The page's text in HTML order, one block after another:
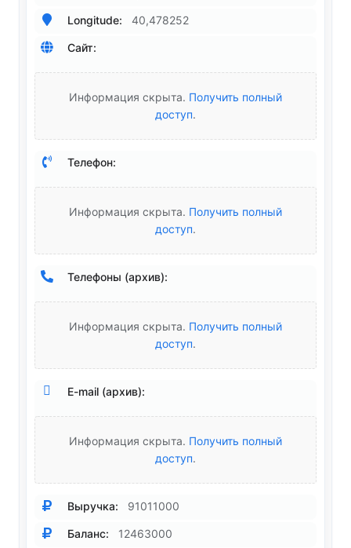
Longitude: 40,478252
Сайт:
Информация скрыта. Получить полный
доступ.
Телефон:
Информация скрыта. Получить полный
доступ.
Телефоны (архив):
Информация скрыта. Получить полный
доступ.
E-mail (архив):
Информация скрыта. Получить полный
доступ.
Выручка: 91011000
Баланс: 12463000